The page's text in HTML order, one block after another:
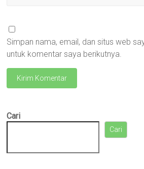
Simpan nama, email, dan situs web
untuk komentar saya berikutnya.
Cari
Cari